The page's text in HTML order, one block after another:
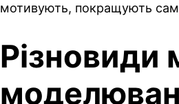
мотивують, покращують
Різновиди